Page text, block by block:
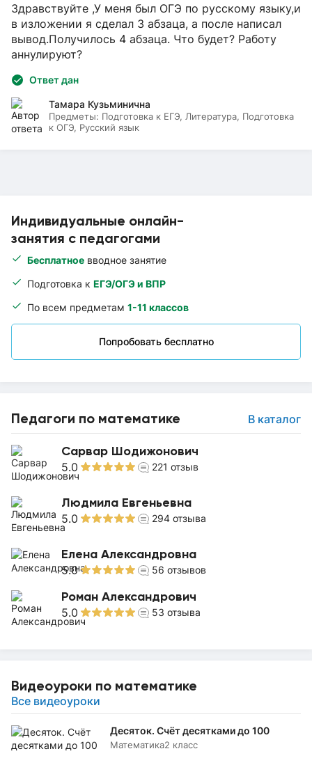
Индивидуальные онлайн-
занятия с педагогами
Бесплатное вводное занятие
Подготовка к ЕГЭ/ОГЭ и ВПР
По всем предметам 1-11 классов
Попробовать бесплатно
Педагоги по математике В каталог
Сарвар Шодижонович
5.0 221 отзыв
Людмила Евгеньевна
5.0 294 отзыва
Елена Александровна
5.0 56 отзывов
Роман Александрович
5.0 53 отзыва
Видеоуроки по математике
Все видеоуроки
Десяток. Счёт десятками до 100
Математика2 класс
Здравствуйте ,У меня был ОГЭ по русскому языку,и
в изложении я сделал 3 абзаца, а после написал
вывод.Получилось 4 абзаца. Что будет? Работу
аннулируют?
Ответ дан
Тамара Кузьминична
Предметы: Подготовка к ЕГЭ, Литература, Подготовка
к ОГЭ, Русский язык